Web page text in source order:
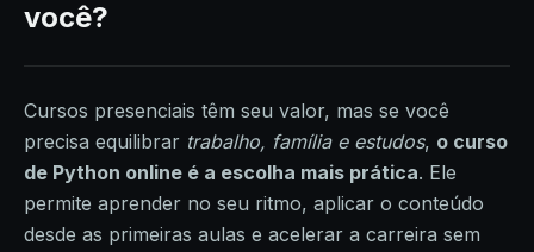
você?
Cursos presenciais têm seu valor, mas se você
precisa equilibrar trabalho, família e estudos, o curso
de Python online é a escolha mais prática. Ele
permite aprender no seu ritmo, aplicar o conteúdo
desde as primeiras aulas e acelerar a carreira sem